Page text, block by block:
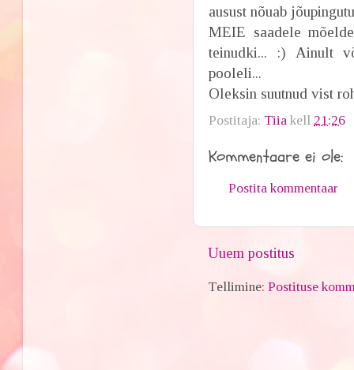
ausust nõuab
MEIE saadele
teinudki... :) Ainult
pooleli...
Oleksin suutnud vist
Postitaja: Tiia kell 21:26
Kommentaare ei ole:
Postita kommentaar
Uuem postitus
Tellimine:Postituse